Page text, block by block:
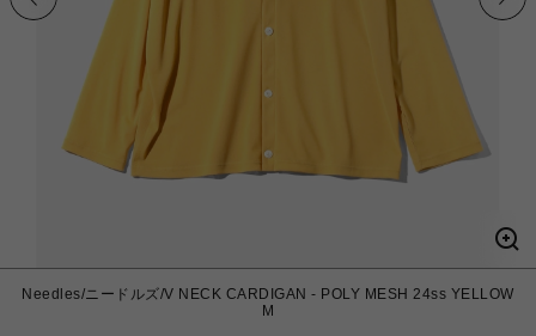
Needles/ニードルズ/V NECK CARDIGAN - POLY MESH 24ss YELLOW
M